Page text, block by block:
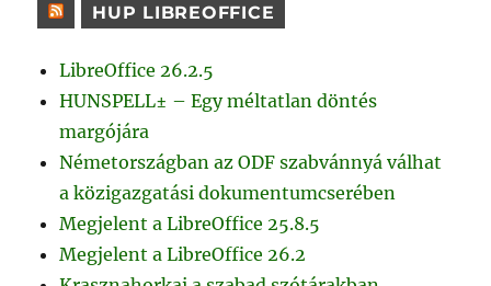
HUP LIBREOFFICE
LibreOffice 26.2.5
HUNSPELL± – Egy méltatlan döntés
margójára
Németországban az ODF szabvánnyá válhat
a közigazgatási dokumentumcserében
Megjelent a LibreOffice 25.8.5
Megjelent a LibreOffice 26.2